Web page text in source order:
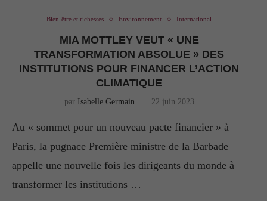
Bien-être et richesses Environnement International
MIA MOTTLEY VEUT « UNE
TRANSFORMATION ABSOLUE » DES
INSTITUTIONS POUR FINANCER L’ACTION
CLIMATIQUE
par Isabelle Germain 22 juin 2023
Au « sommet pour un nouveau pacte financier » à
Paris, la pugnace Première ministre de la Barbade
appelle une nouvelle fois les dirigeants du monde à
transformer les institutions …